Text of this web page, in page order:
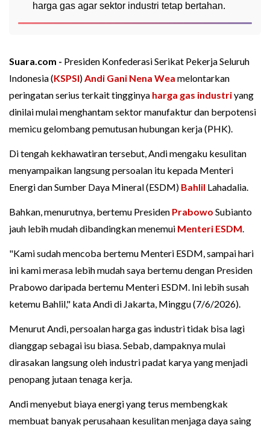
harga gas agar sektor industri tetap bertahan.
Suara.com - Presiden Konfederasi Serikat Pekerja Seluruh
Indonesia (KSPSI)Andi Gani Nena Wea melontarkan
peringatan serius terkait tingginya harga gas industriyang
dinilai mulai menghantam sektor manufaktur dan berpotensi
memicu gelombang pemutusan hubungan kerja (PHK).
Di tengah kekhawatiran tersebut, Andi mengaku kesulitan
menyampaikan langsung persoalan itu kepada Menteri
Energi dan Sumber Daya Mineral (ESDM) Bahlil Lahadalia.
Bahkan, menurutnya, bertemu Presiden Prabowo Subianto
jauh lebih mudah dibandingkan menemui Menteri ESDM.
"Kami sudah mencoba bertemu Menteri ESDM, sampai hari
ini kami merasa lebih mudah saya bertemu dengan Presiden
Prabowo daripada bertemu Menteri ESDM. Ini lebih susah
ketemu Bahlil," kata Andi di Jakarta, Minggu (7/6/2026).
Menurut Andi, persoalan harga gas industri tidak bisa lagi
dianggap sebagai isu biasa. Sebab, dampaknya mulai
dirasakan langsung oleh industri padat karya yang menjadi
penopang jutaan tenaga kerja.
Andi menyebut biaya energi yang terus membengkak
membuat banyak perusahaan kesulitan menjaga daya saing